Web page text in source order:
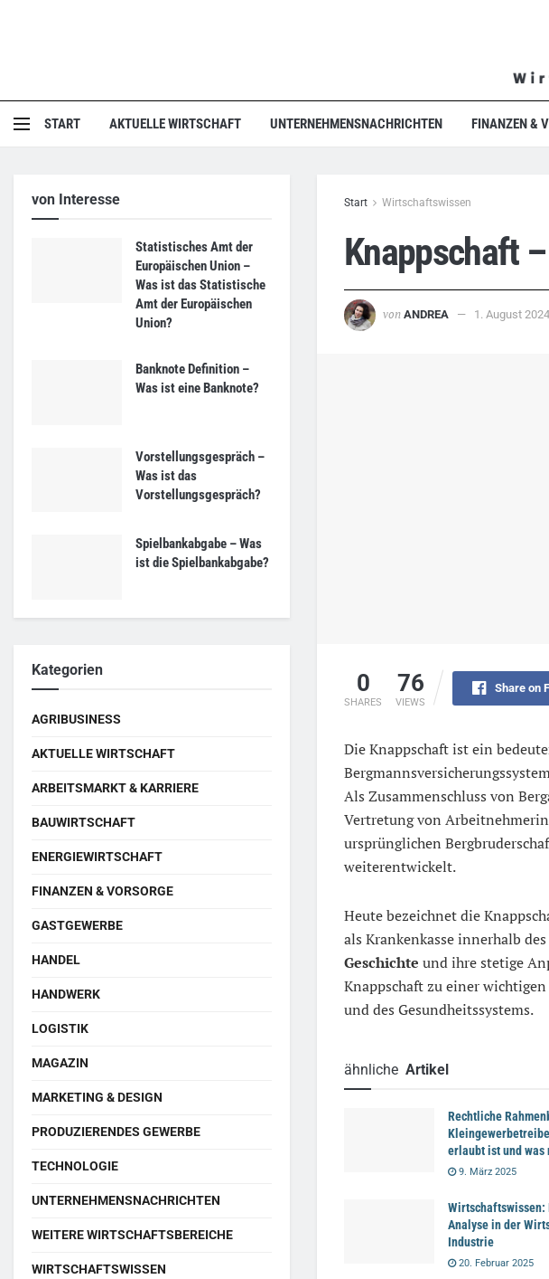
START AKTUELLE WIRTSCHAFT UNTERNEHMENSNACHRICHTEN FINANZEN &
Start Wirtschaftswissen
Knappschaft
von ANDREA 1. August 2024
0
SHARES
76
VIEWS
Share on
Die Knappschaft ist ein
Als Zusammenschluss von
Vertretung von
ursprünglichen
weiterentwickelt.
Heute bezeichnet die
als Krankenkasse innerhalb
Geschichte und ihre stetige
Knappschaft zu einer
und des Gesundheitssystems.
ähnliche Artikel
Rechtliche
erlaubt ist und was
9. März 2025
Wirtschaftswissen:
Analyse in der
Industrie
20. Februar 2025
von Interesse
Statistisches Amt der
Europäischen Union –
Was ist das Statistische
Amt der Europäischen
Union?
Banknote Definition –
Was ist eine Banknote?
Vorstellungsgespräch –
Was ist das
Vorstellungsgespräch?
Spielbankabgabe – Was
ist die Spielbankabgabe?
Kategorien
AGRIBUSINESS
AKTUELLE WIRTSCHAFT
ARBEITSMARKT & KARRIERE
BAUWIRTSCHAFT
ENERGIEWIRTSCHAFT
FINANZEN & VORSORGE
GASTGEWERBE
HANDEL
HANDWERK
LOGISTIK
MAGAZIN
MARKETING & DESIGN
PRODUZIERENDES GEWERBE
TECHNOLOGIE
UNTERNEHMENSNACHRICHTEN
WEITERE WIRTSCHAFTSBEREICHE
WIRTSCHAFTSWISSEN